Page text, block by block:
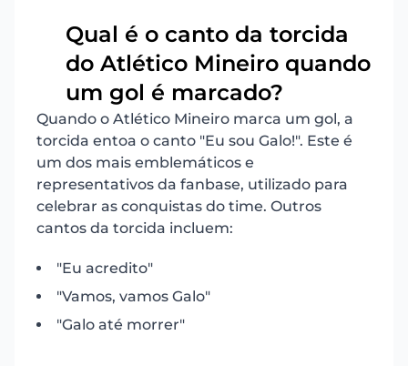
Qual é o canto da torcida
do Atlético Mineiro quando
um gol é marcado?
Quando o Atlético Mineiro marca um gol, a
torcida entoa o canto "Eu sou Galo!". Este é
um dos mais emblemáticos e
representativos da fanbase, utilizado para
celebrar as conquistas do time. Outros
cantos da torcida incluem:
"Eu acredito"
"Vamos, vamos Galo"
"Galo até morrer"